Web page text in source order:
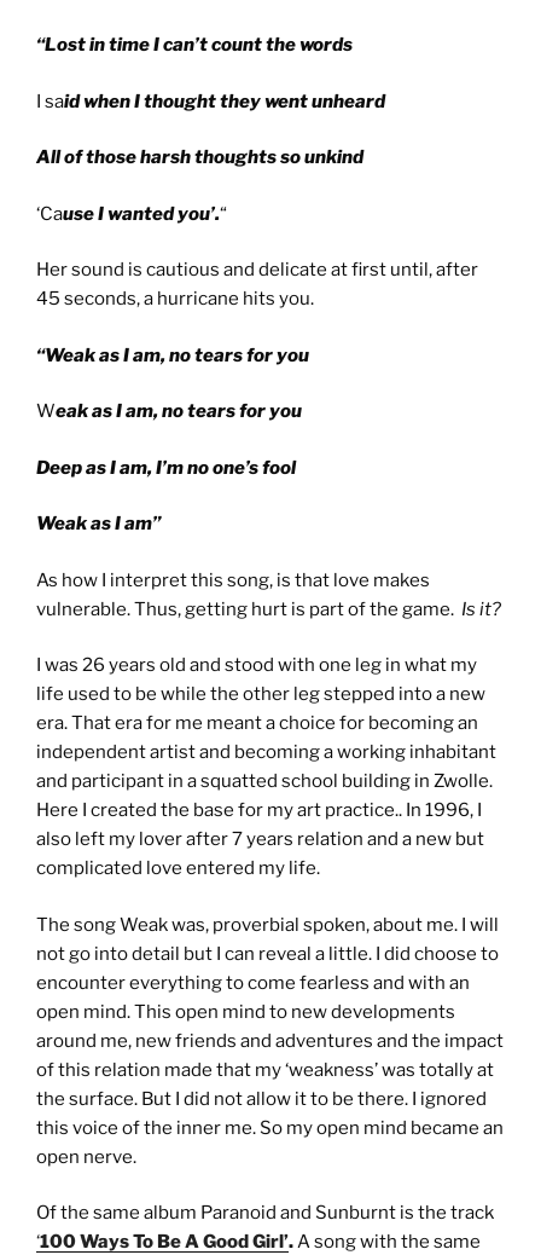
“Lost in time I can’t count the words
I said when I thought they went unheard
All of those harsh thoughts so unkind
‘Cause I wanted you’.“
Her sound is cautious and delicate at first until, after
45 seconds, a hurricane hits you.
“Weak as I am, no tears for you
Weak as I am, no tears for you
Deep as I am, I’m no one’s fool
Weak as I am”
As how I interpret this song, is that love makes
vulnerable. Thus, getting hurt is part of the game. Is it?
I was 26 years old and stood with one leg in what my
life used to be while the other leg stepped into a new
era. That era for me meant a choice for becoming an
independent artist and becoming a working inhabitant
and participant in a squatted school building in Zwolle.
Here I created the base for my art practice.. In 1996, I
also left my lover after 7 years relation and a new but
complicated love entered my life.
The song Weak was, proverbial spoken, about me. I will
not go into detail but I can reveal a little. I did choose to
encounter everything to come fearless and with an
open mind. This open mind to new developments
around me, new friends and adventures and the impact
of this relation made that my ‘weakness’ was totally at
the surface. But I did not allow it to be there. I ignored
this voice of the inner me. So my open mind became an
open nerve.
Of the same album Paranoid and Sunburnt is the track
‘100 Ways To Be A Good Girl’.A song with the same